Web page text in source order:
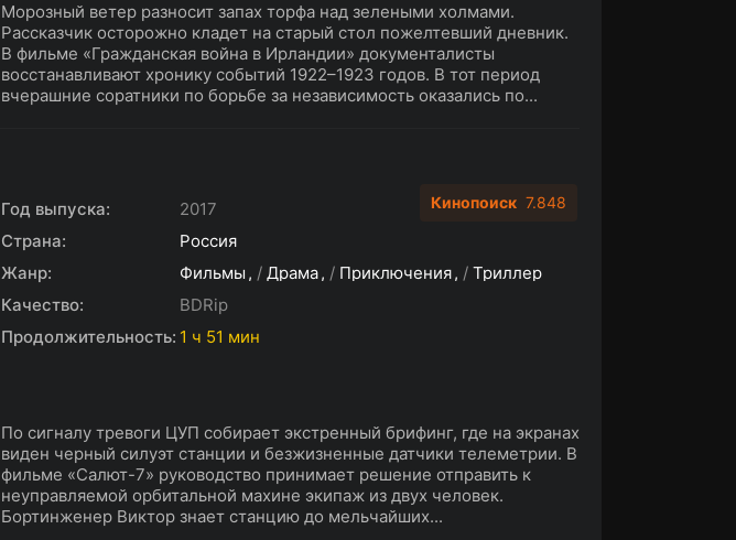
Морозный ветер разносит запах торфа над зелеными холмами.
Рассказчик осторожно кладет на старый стол пожелтевший дневник.
В фильме «Гражданская война в Ирландии» документалисты
восстанавливают хронику событий 1922–1923 годов. В тот период
вчерашние соратники по борьбе за независимость оказались по...
Год выпуска:
2017
Страна:
Россия
Жанр:
Фильмы / Драма / Приключения / Триллер
Качество:
BDRip
Продолжительность: 1 ч 51 мин
По сигналу тревоги ЦУП собирает экстренный брифинг, где на экранах
виден черный силуэт станции и безжизненные датчики телеметрии. В
фильме «Салют-7» руководство принимает решение отправить к
неуправляемой орбитальной махине экипаж из двух человек.
Бортинженер Виктор знает станцию до мельчайших...
Кинопоиск 7.848